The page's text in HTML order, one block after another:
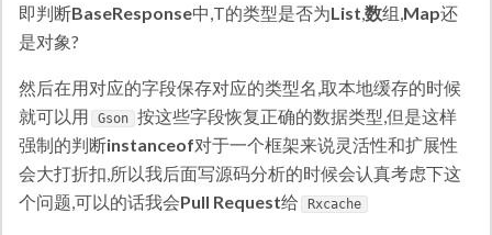
即判断BaseResponse中,T的类型是否为List,数组,Map还
是对象?
然后在用对应的字段保存对应的类型名,取本地缓存的时候
就可以用
Gson 按这些字段恢复正确的数据类型,但是这样
强制的判断instanceof对于一个框架来说灵活性和扩展性
会大打折扣,所以我后面写源码分析的时候会认真考虑下这
个问题,可以的话我会Pull Request给 Rxcache